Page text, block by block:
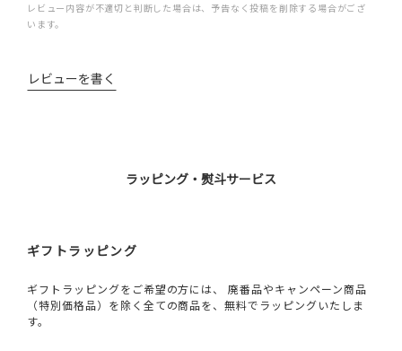
レビュー内容が不適切と判断した場合は、予告なく投稿を削除する場合がござ
います。
レビューを書く
ラッピング・熨斗サービス
ギフトラッピング
ギフトラッピングをご希望の方には、 廃番品やキャンペーン商品
（特別価格品）を除く全ての商品を、無料でラッピングいたしま
す。